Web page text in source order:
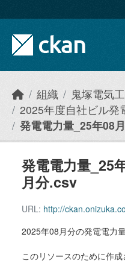
組織
鬼塚電気
2025年度自社ビル発
発電電力量_25年08
発電電力量_25
月分.csv
URL: http://ckan.onizuka.co.jp/dataset/3757fb30-ebdf-4cf8-bcd4-
2025年08月分の発電電力
このリソースのために作